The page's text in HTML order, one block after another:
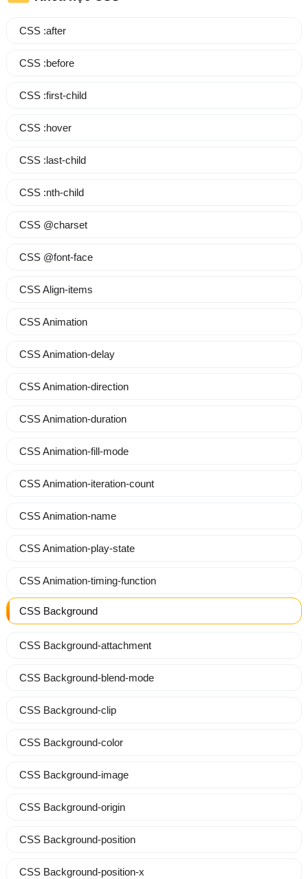
CSS :after
CSS :before
CSS :first-child
CSS :hover
CSS :last-child
CSS :nth-child
CSS @charset
CSS @font-face
CSS Align-items
CSS Animation
CSS Animation-delay
CSS Animation-direction
CSS Animation-duration
CSS Animation-fill-mode
CSS Animation-iteration-count
CSS Animation-name
CSS Animation-play-state
CSS Animation-timing-function
CSS Background
CSS Background-attachment
CSS Background-blend-mode
CSS Background-clip
CSS Background-color
CSS Background-image
CSS Background-origin
CSS Background-position
CSS Background-position-x